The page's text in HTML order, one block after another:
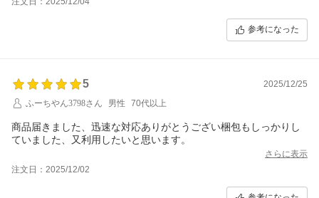
参考になった
5
2025/12/25
ふーちやん3798さん
男性 70代以上
商品届きました、迅速な対応ありがとうござい梱包もしっかりし
ていました、又利用したいと思います。
さらに表示
注文日：2025/12/02